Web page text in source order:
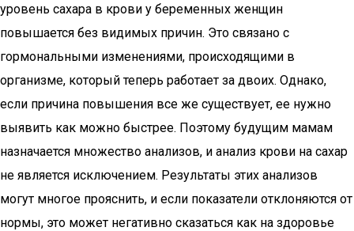
уровень сахара в крови у беременных женщин
повышается без видимых причин. Это связано с
гормональными изменениями, происходящими в
организме, который теперь работает за двоих. Однако,
если причина повышения все же существует, ее нужно
выявить как можно быстрее. Поэтому будущим мамам
назначается множество анализов, и анализ крови на сахар
не является исключением. Результаты этих анализов
могут многое прояснить, и если показатели отклоняются от
нормы, это может негативно сказаться как на здоровье